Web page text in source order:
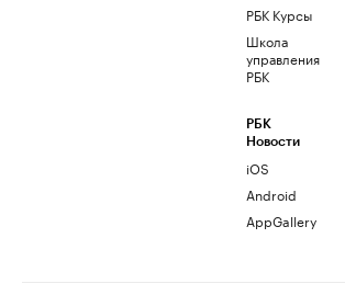
РБК Курсы
Школа
управления
РБК
РБК
Новости
iOS
Android
AppGallery